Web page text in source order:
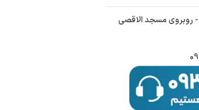
روبروی مسجد الاقصی